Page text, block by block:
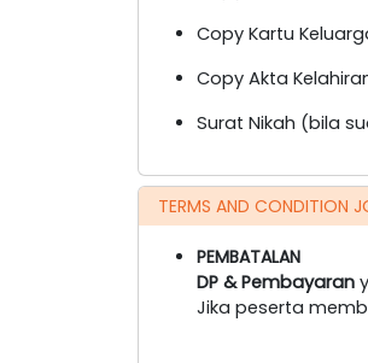
Copy Kartu
Copy Akta
Surat Nikah (bila
TERMS AND CONDITION
PEMBATALAN
DP & Pembayaran
Jika peserta